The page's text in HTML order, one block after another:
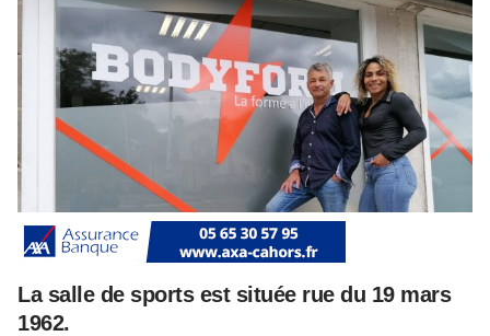
La salle de sports est située rue du 19 mars
1962.